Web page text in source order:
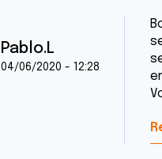
Pablo.L
04/06/2020 - 12:28